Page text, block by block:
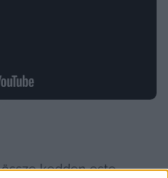
kedden este